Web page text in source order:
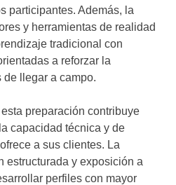
participantes. Además, la
y herramientas de realidad
tradicional con
a reforzar la
de llegar a campo.
preparación contribuye
capacidad técnica y de
a sus clientes. La
estructurada y exposición a
perfiles con mayor